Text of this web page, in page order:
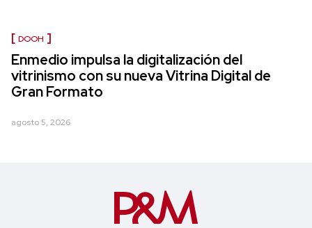
DOOH
Enmedio impulsa la digitalización del
vitrinismo con su nueva Vitrina Digital de
Gran Formato
agosto 5, 2026